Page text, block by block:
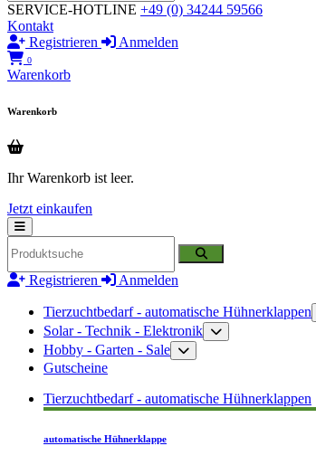
SERVICE-HOTLINE +49 (0) 34244 59566
Kontakt
Registrieren
Anmelden
0
Warenkorb
Warenkorb
Ihr Warenkorb ist leer.
Jetzt einkaufen
Registrieren Anmelden
Tierzuchtbedarf - automatische Hühnerklappen
Solar - Technik - Elektronik
Hobby - Garten - Sale
Gutscheine
Tierzuchtbedarf - automatische Hühnerklappen
automatische Hühnerklappe